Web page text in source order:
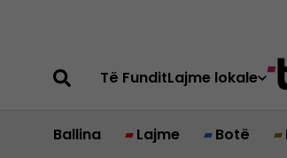
Të FunditLajme lokale
Ballina Lajme Botë